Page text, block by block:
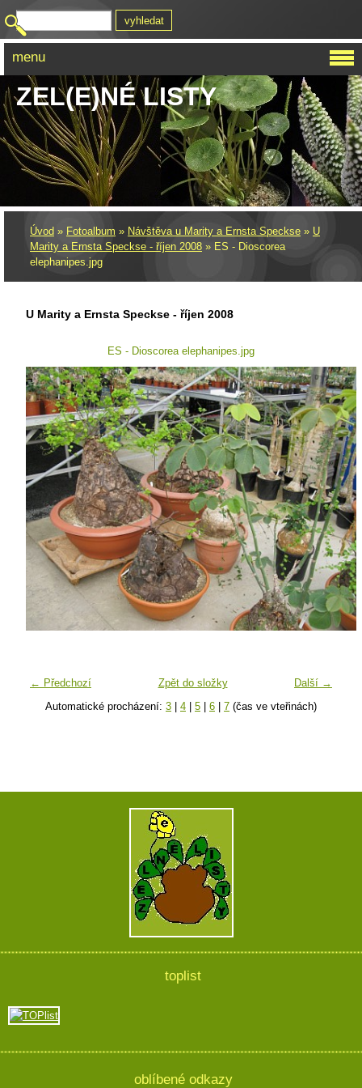
ZEL(E)NÉ LISTY
Úvod » Fotoalbum » Návštěva u Marity a Ernsta Speckse » U
Marity a Ernsta Speckse - říjen 2008 » ES - Dioscorea
elephanipes.jpg
U Marity a Ernsta Speckse - říjen 2008
ES - Dioscorea elephanipes.jpg
← Předchozí Další →
Zpět do složky
Automatické procházení: 3 | 4 | 5 | 6 | 7 (čas ve vteřinách)
menu
toplist
oblíbené odkazy